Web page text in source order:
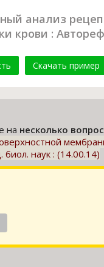
анализ
крови :
Скачать пример
на несколько
биол. наук : (14.00.14)